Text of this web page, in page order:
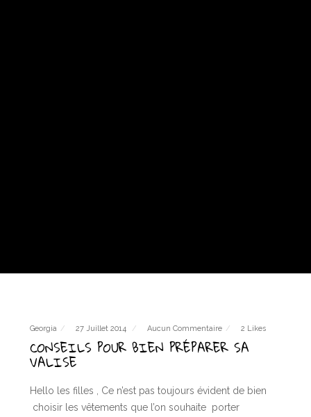
Georgia 27 Juillet 2014 Aucun Commentaire 2 Likes
CONSEILS POUR BIEN PRÉPARER SA
VALISE
Hello les filles , Ce n’est pas toujours évident de bien
choisir les vêtements que l’on souhaite porter